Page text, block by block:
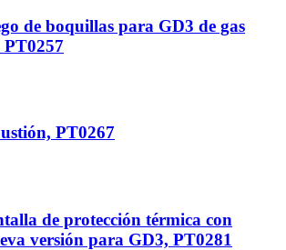
de boquillas para GD3 de gas
PT0267
de protección térmica con
versión para GD3, PT0281